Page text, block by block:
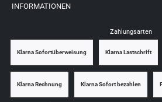
INFORMATIONEN
Zahlungsarten
Klarna Sofortüberweisung Klarna Lastschrift
Klarna Rechnung Klarna Sofort bezahlen